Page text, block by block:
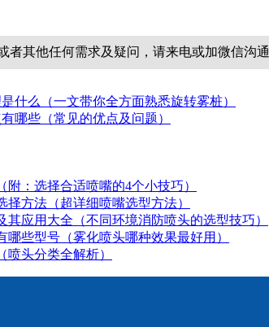
者其他任何需求及疑问，请来电或加微信沟通
什么（一文带你全方面熟悉旋转雾桩）
哪些（常见的优点及问题）
附：选择合适喷嘴的4个小技巧）
择方法（超详细喷嘴选型方法）
其应用大全（不同环境消防喷头的选型技巧）
哪些型号（雾化喷头哪种效果最好用）
喷头分类全解析）